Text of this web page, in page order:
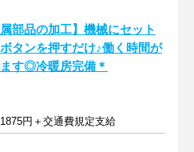
属部品の加工】機械にセット
タンを押すだけ♪働く時間が
す◎冷暖房完備＊
円＋交通費規定支給